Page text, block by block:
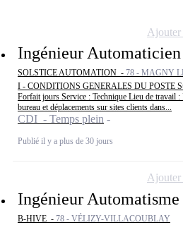
Ingénieur
SOLSTICE AUTOMATION - 78 - MAGNY
I - CONDITIONS GENERALES DU POSTE
Forfait jours Service : Technique Lieu de travail :
bureau et déplacements sur sites clients dans...
CDI - Temps plein
Publié il y a plus de 30 jours
Ajouter
Ingénieur
B-HIVE - 78 - VÉLIZY-VILLACOUBLAY
Ajouter